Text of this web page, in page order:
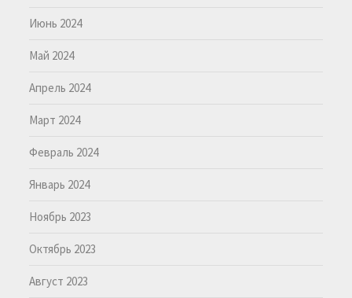
Июнь 2024
Май 2024
Апрель 2024
Март 2024
Февраль 2024
Январь 2024
Ноябрь 2023
Октябрь 2023
Август 2023